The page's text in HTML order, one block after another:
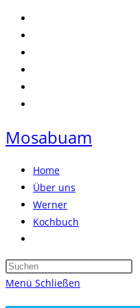
Zum
Inhalt
springen
Mosabuam
Home
Über uns
Werner
Kochbuch
umschalten
Menü Schließen